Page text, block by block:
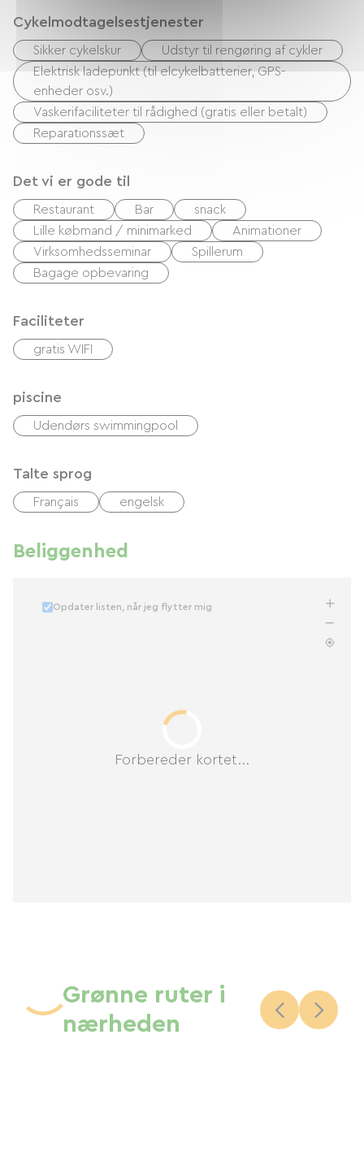
Cykelmodtagelsestjenester
Sikker cykelskur
Udstyr til rengøring af cykler
Elektrisk ladepunkt (til elcykelbatterier, GPS-
enheder osv.)
Vaskerifaciliteter til rådighed (gratis eller betalt)
Reparationssæt
Det vi er gode til
Restaurant Bar
snack
Lille købmand / minimarked
Animationer
Virksomhedsseminar
Spillerum
Bagage opbevaring
Faciliteter
gratis WIFI
piscine
Udendørs swimmingpool
Talte sprog
Français engelsk
Beliggenhed
Forbereder kortet...
Opdater listen, når jeg flytter mig
Grønne ruter i
nærheden